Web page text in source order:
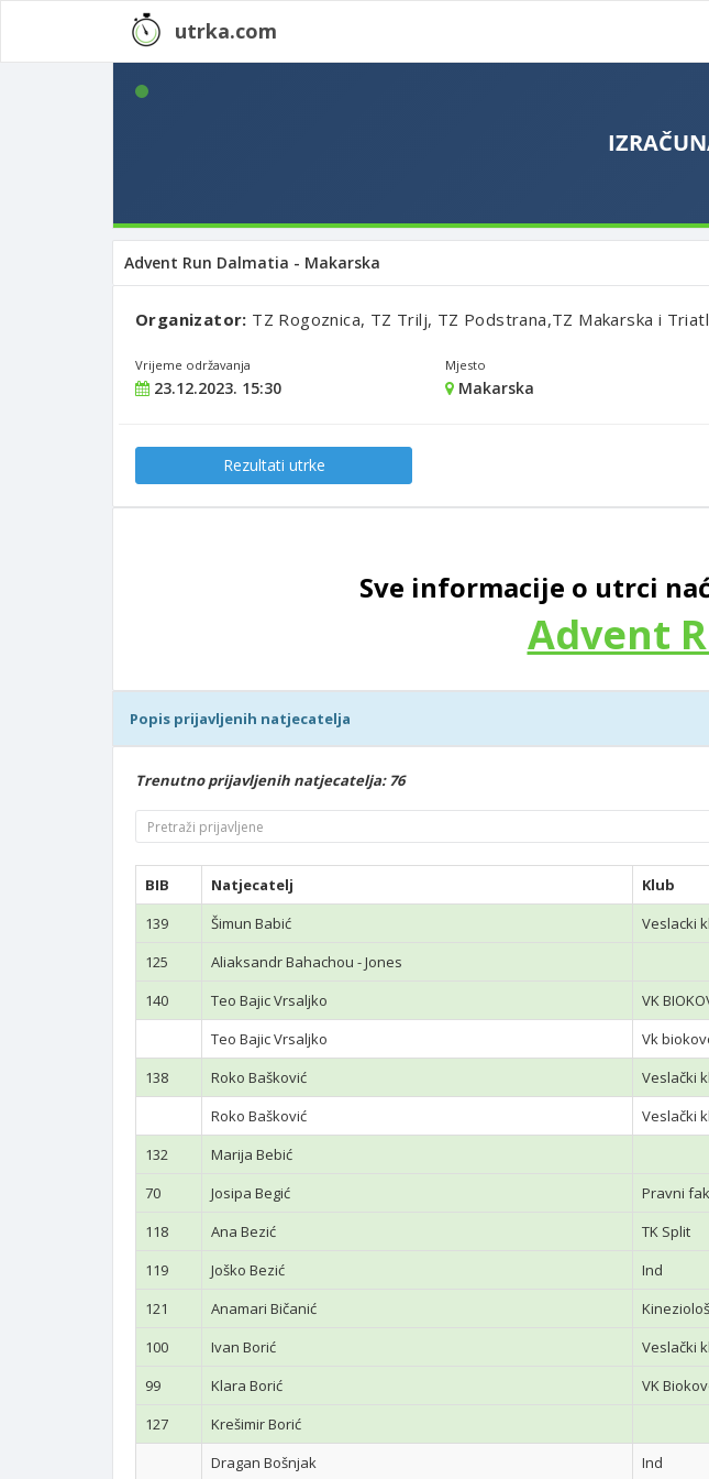
utrka.com
Advent Run Dalmatia - Makarska
Organizator: TZ Rogoznica, TZ Trilj, TZ Podstrana,TZ Makarska i
Vrijeme održavanja
23.12.2023. 15:30
Mjesto
Makarska
Rezultati utrke
Sve informacije o utrci
Advent
Popis prijavljenih natjecatelja
Trenutno prijavljenih natjecatelja: 76
BIB Natjecatelj Klub
139
Šimun Babić Veslacki
125
Aliaksandr Bahachou - Jones
140
Teo Bajic Vrsaljko VK
Teo Bajic Vrsaljko
Vk
138
Roko Bašković Veslački
Roko Bašković
Veslački
132
Marija Bebić
70
Josipa Begić Pravni
118
Ana Bezić TK Split
119
Joško Bezić Ind
121
Anamari Bičanić
100
Ivan Borić Veslački
99
Klara Borić VK
127
Krešimir Borić
Dragan Bošnjak
Ind